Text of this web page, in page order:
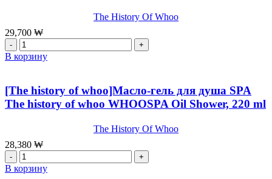
Cream,
200ml
The History Of Whoo
29,700 ₩
Количество
товара
[The
of
whoo]Увлажняющий
крем
THE
HISTORY
OF
WHOO
В корзину
[The history of whoo]Масло-гель для душа SPA
The history of whoo WHOOSPA Oil Shower, 220 ml
The History Of Whoo
28,380 ₩
Количество
товара
[The
В корзину